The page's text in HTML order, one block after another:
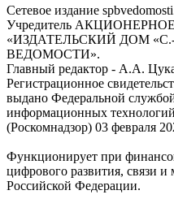
Сетевое издание
Учредитель
«ИЗДАТЕЛЬСКИЙ ДОМ
ВЕДОМОСТИ».
Главный редактор - А.А.
Регистрационное
выдано Федеральной
информационных
(Роскомнадзор) 03 февраля
Функционирует при
цифрового развития, связи
Российской Федерации.